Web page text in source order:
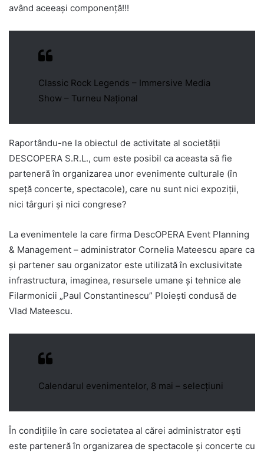
având aceeași componență!!!
Classic Rock Legends – Immersive Media
Show – Turneu Național
Raportându-ne la obiectul de activitate al societății
DESCOPERA S.R.L., cum este posibil ca aceasta să fie
parteneră în organizarea unor evenimente culturale (în
speță concerte, spectacole), care nu sunt nici expoziții,
nici târguri și nici congrese?
La evenimentele la care firma DescOPERA Event Planning
& Management – administrator Cornelia Mateescu apare ca
și partener sau organizator este utilizată în exclusivitate
infrastructura, imaginea, resursele umane și tehnice ale
Filarmonicii „Paul Constantinescu” Ploiești condusă de
Vlad Mateescu.
Calendarul evenimentelor, 8 mai – selecțiuni
În condițiile în care societatea al cărei administrator ești
este parteneră în organizarea de spectacole și concerte cu